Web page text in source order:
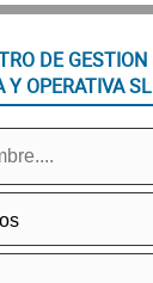
DE GESTION
OPERATIVA SL